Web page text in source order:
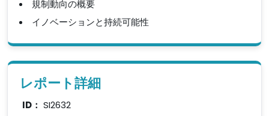
規制動向の概要
イノベーションと持続可能性
レポート詳細
ID： SI2632